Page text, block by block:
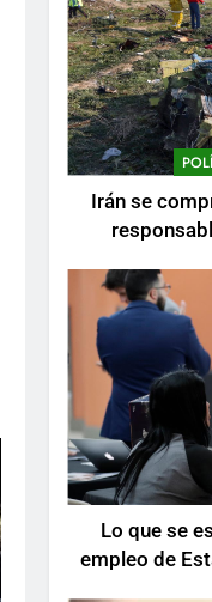
Irán se
Lo que se
empleo de